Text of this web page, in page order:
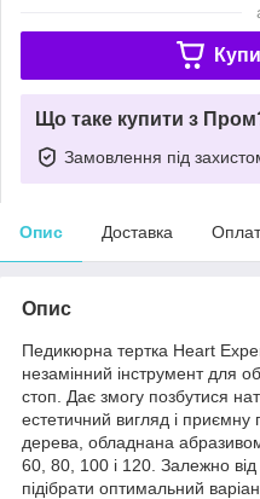
Що таке купити з
Замовлення під
Опис Доставка
Опис
Педикюрна тертка Heart
незамінний інструмент для
стоп. Дає змогу позбутися
естетичний вигляд і приємну
дерева, обладнана
60, 80, 100 і 120. Залежно
підібрати оптимальний